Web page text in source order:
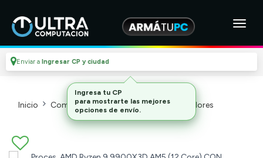
Enviar a Ingresar CP y ciudad
Inicio Componentes De Pc Microprocesadores
Ingresa tu CP
para mostrarte las mejores
opciones de envío.